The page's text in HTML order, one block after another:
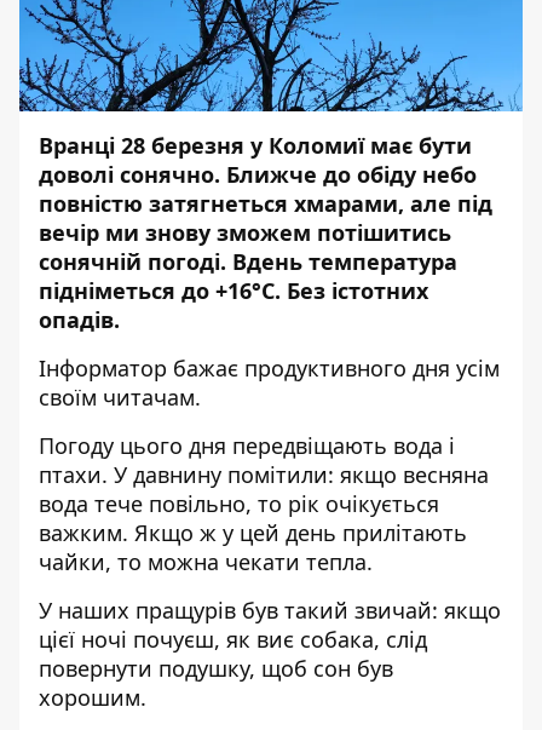
Вранці 28 березня у Коломиї має бути
доволі сонячно. Ближче до обіду небо
повністю затягнеться хмарами, але під
вечір ми знову зможем потішитись
сонячній погоді. Вдень температура
підніметься до +16°С. Без істотних
опадів.
Інформатор бажає продуктивного дня усім
своїм читачам.
Погоду цього дня передвіщають вода і
птахи. У давнину помітили: якщо весняна
вода тече повільно, то рік очікується
важким. Якщо ж у цей день прилітають
чайки, то можна чекати тепла.
У наших пращурів був такий звичай: якщо
цієї ночі почуєш, як виє собака, слід
повернути подушку, щоб сон був
хорошим.